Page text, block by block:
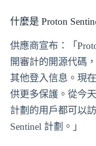
什麼是 Proton
供應商宣布：「
開審計的開源代碼
其他登入信息。現
供更多保護。從今
計劃的用戶都可以
Sentinel 計劃。」